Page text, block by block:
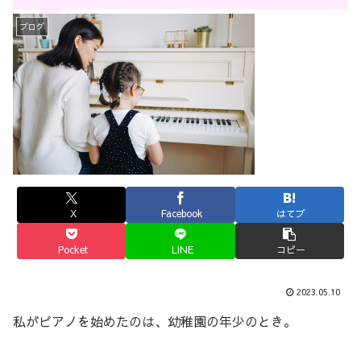
ブログ
X Facebook はてブ
Pocket LINE コピー
2023.05.10
私がピアノを始めたのは、幼稚園の年少のとき。